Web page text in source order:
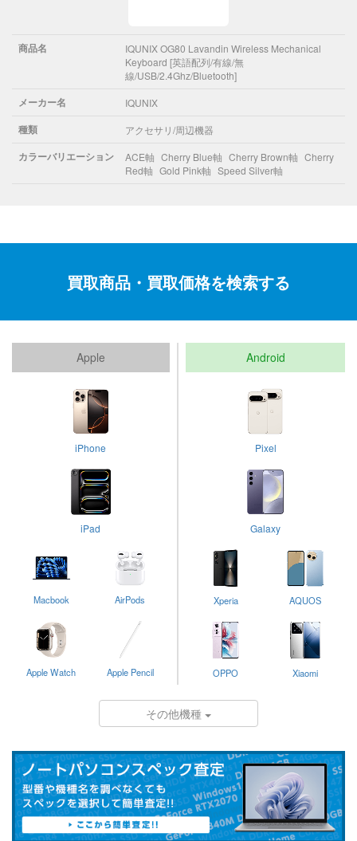
商品名
IQUNIX OG80 Lavandin Wireless Mechanical
Keyboard [英語配列/有線/無
線/USB/2.4Ghz/Bluetooth]
メーカー名 IQUNIX
種類 アクセサリ/周辺機器
カラーバリエーション ACE軸 Cherry Blue軸 Cherry Brown軸 Cherry
Red軸 Gold Pink軸 Speed Silver軸
買取商品・買取価格を検索する
Apple
iPhone
iPad
Macbook AirPods
Apple Watch Apple Pencil
Android
Pixel
Galaxy
Xperia AQUOS
OPPO Xiaomi
その他機種